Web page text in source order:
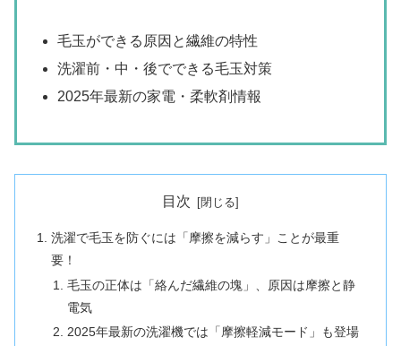
毛玉ができる原因と繊維の特性
洗濯前・中・後でできる毛玉対策
2025年最新の家電・柔軟剤情報
目次
洗濯で毛玉を防ぐには「摩擦を減らす」ことが最重
要！
毛玉の正体は「絡んだ繊維の塊」、原因は摩擦と静
電気
2025年最新の洗濯機では「摩擦軽減モード」も登場